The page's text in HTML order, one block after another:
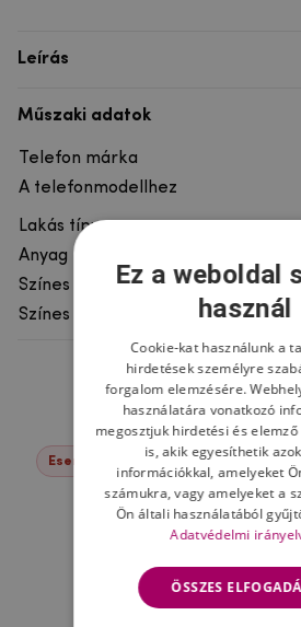
Leírás
Műszaki adatok
Telefon márka
A telefonmodellhez
Lakás típusa
Anyag
Színes
Színes motívum
Ne
Események -22%
Ez a weboldal
használ
Cookie-kat használunk a
hirdetések személyre
forgalom elemzésére.
használatára vonatkozó
megosztjuk hirdetési és
is, akik egyesíthetik
információkkal, amelyeket
számukra, vagy amelyeket a
Ön általi használatából
Adatvédelmi
ÖSSZES